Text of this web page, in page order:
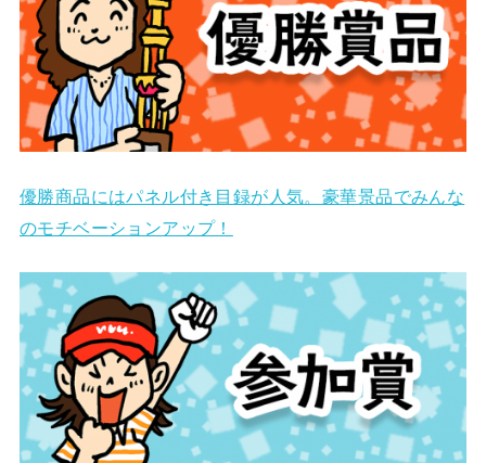
優勝商品にはパネル付き目録が人気。豪華景品でみんな
のモチベーションアップ！